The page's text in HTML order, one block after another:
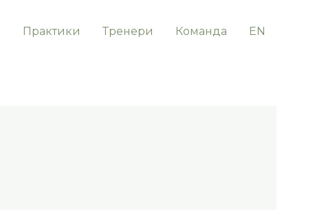
Практики Тренери Команда EN